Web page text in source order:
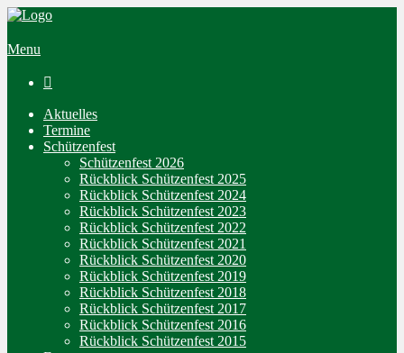
Menu

Aktuelles
Termine
Schützenfest
Schützenfest 2026
Rückblick Schützenfest 2025
Rückblick Schützenfest 2024
Rückblick Schützenfest 2023
Rückblick Schützenfest 2022
Rückblick Schützenfest 2021
Rückblick Schützenfest 2020
Rückblick Schützenfest 2019
Rückblick Schützenfest 2018
Rückblick Schützenfest 2017
Rückblick Schützenfest 2016
Rückblick Schützenfest 2015